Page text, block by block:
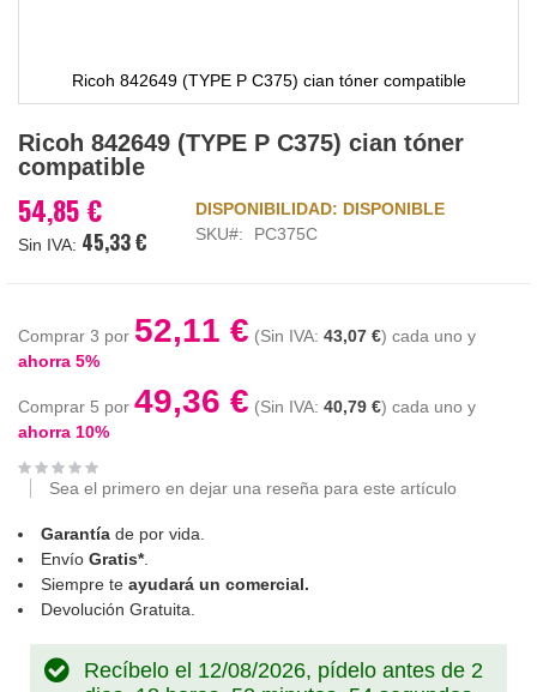
Ricoh 842649 (TYPE P C375) cian tóner compatible
al
comienzo
la
galería
Ricoh 842649 (TYPE P C375) cian tóner
compatible
54,85 €
45,33 €
DISPONIBILIDAD: DISPONIBLE
SKU
PC375C
Comprar 3 por 52,11 € 43,07 € cada uno y
ahorra 5%
Comprar 5 por 49,36 € 40,79 € cada uno y
ahorra 10%
Sea el primero en dejar una reseña para este artículo
Garantía de por vida.
Envío Gratis*.
Siempre te ayudará un comercial.
Devolución Gratuita.
Recíbelo el 12/08/2026, pídelo antes de 2